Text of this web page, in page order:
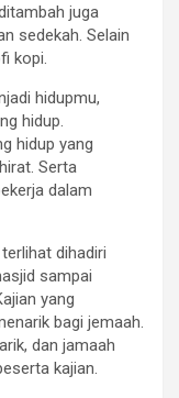
juga
sedekah. Selain
kopi.
hidupmu,
hidup.
hidup yang
Serta
dalam
dihadiri
sampai
yang
bagi jemaah.
dan jamaah
kajian.